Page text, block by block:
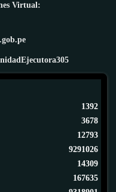
Virtual:
1392
3678
12793
9291026
14309
167635